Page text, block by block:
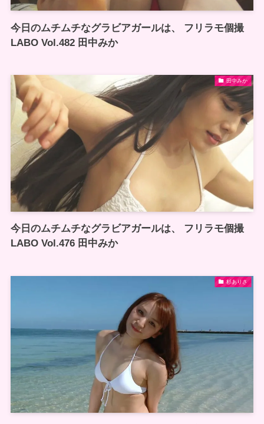
今日のムチムチなグラビアガールは、 フリラモ個撮
LABO Vol.482 田中みか
田中みか
今日のムチムチなグラビアガールは、 フリラモ個撮
LABO Vol.476 田中みか
杉ありさ